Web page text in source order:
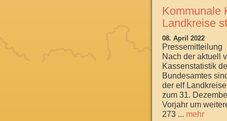
Kommunale
Landkreise
08. April 2022
Pressemitteilung
Nach der aktuell
Kassenstatistik
Bundesamtes
der elf
zum 31.
Vorjahr um
273 ... mehr